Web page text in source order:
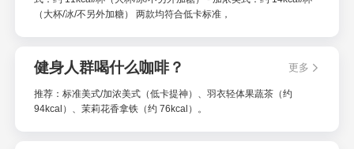
（大杯/冰/不另外加糖） 两款均符合低卡标准，
健身人群喝什么咖啡？ 更多
推荐：标准美式/加浓美式（低卡提神）、羽衣轻体果蔬茶（约
94kcal）、茉莉花香拿铁（约 76kcal）。